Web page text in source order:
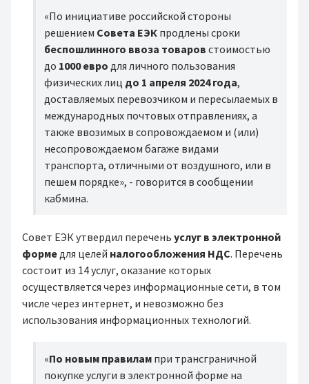
«По инициативе российской стороны
решением Совета ЕЭК продлены сроки
беспошлинного ввоза товаров стоимостью
до 1000 евро для личного пользования
физических лиц до 1 апреля 2024 года,
доставляемых перевозчиком и пересылаемых в
международных почтовых отправлениях, а
также ввозимых в сопровождаемом и (или)
несопровождаемом багаже видами
транспорта, отличными от воздушного, или в
пешем порядке», - говорится в сообщении
кабмина.
Совет ЕЭК утвердил перечень услуг в электронной
формедля целей налогообложения НДС. Перечень
состоит из 14 услуг, оказание которых
осуществляется через информационные сети, в том
числе через интернет, и невозможно без
использования информационных технологий.
«По новым правилам при трансграничной
покупке услуги в электронной форме на